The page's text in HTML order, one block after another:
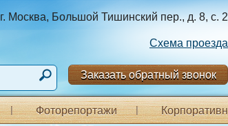
г. Москва, Большой Тишинский пер., д. 8, с. 2
Схема проезда
Заказать обратный звонок
Фоторепортажи